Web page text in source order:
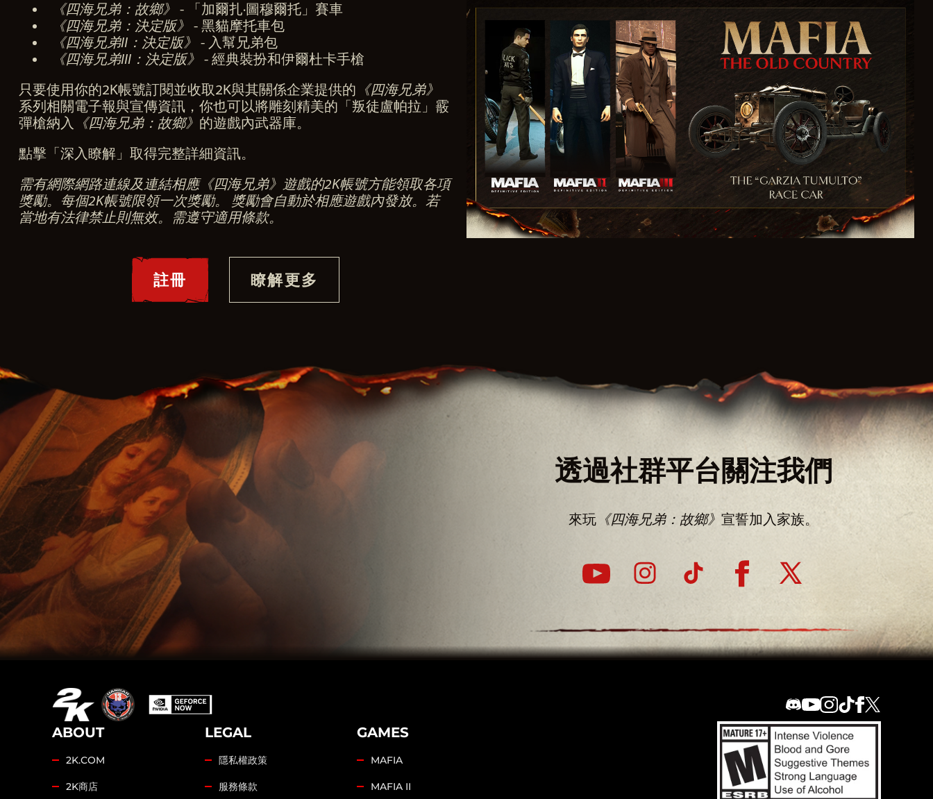
《四海兄弟：故鄉》 - 「加爾扎·圖穆爾托」賽車
《四海兄弟：決定版》 - 黑貓摩托車包
《四海兄弟II：決定版》 - 入幫兄弟包
《四海兄弟III：決定版》 - 經典裝扮和伊爾杜卡手槍
只要使用你的2K帳號訂閱並收取2K與其關係企業提供的 《四海兄弟》
系列相關電子報與宣傳資訊，你也可以將雕刻精美的「叛徒盧帕拉」霰
彈槍納入
《四海兄弟：故鄉》 的遊戲內武器庫。
點擊「深入瞭解」取得完整詳細資訊。
需有網際網路連線及連結相應《四海兄弟》遊戲的2K帳號方能領取各項
獎勵。每個2K帳號限領一次獎勵。 獎勵會自動於相應遊戲內發放。若
當地有法律禁止則無效。需遵守適用條款。
註冊 瞭解更多
透過社群平台關注我們
來玩 《四海兄弟：故鄉》 宣誓加入家族。
ABOUT
2K.COM
2K商店
LEGAL
隱私權政策
服務條款
GAMES
MAFIA
MAFIA II